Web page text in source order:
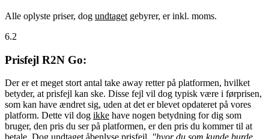
Alle oplyste priser, dog undtaget gebyrer, er inkl. moms.
6.2
Prisfejl R2N Go:
Der er et meget stort antal take away retter på platformen, hvilket
betyder, at prisfejl kan ske. Disse fejl vil dog typisk være i førprisen,
som kan have ændret sig, uden at det er blevet opdateret på vores
platform. Dette vil dog ikke have nogen betydning for dig som
bruger, den pris du ser på platformen, er den pris du kommer til at